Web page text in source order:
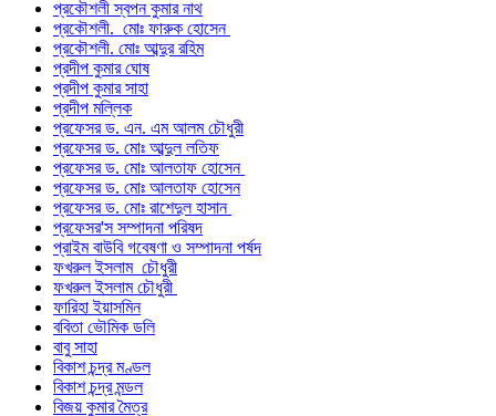
প্রকৌশলী স্বপন কুমার নাথ
প্রকৌশলী. মোঃ ফারুক হোসেন
প্রকৌশলী. মোঃ আব্দুর রহিম
প্রদীপ কুমার ঘোষ
প্রদীপ কুমার সাহা
প্রদীপ মল্লিক
প্রফেসর ড. এন. এম আলম চৌধুরী
প্রফেসর ড. মোঃ আব্দুল লতিফ
প্রফেসর ড. মোঃ আলতাফ হোসেন
প্রফেসর ড. মোঃ আলতাফ হোসেন
প্রফেসর ড. মোঃ রাশেদুল হাসান
প্রফেসর'স সম্পাদনা পরিষদ
প্রাইম বাউবি গবেষণা ও সম্পাদনা পর্ষদ
ফখরুল ইসলাম চৌধুরী
ফখরুল ইসলাম চৌধুরী
ফারিহা ইয়াসমিন
ববিতা ভৌমিক ডলি
বাবু সাহা
বিকাশ চন্দ্র মণ্ডল
বিকাশ চন্দ্র মন্ডল
বিজয় কুমার মৈত্র